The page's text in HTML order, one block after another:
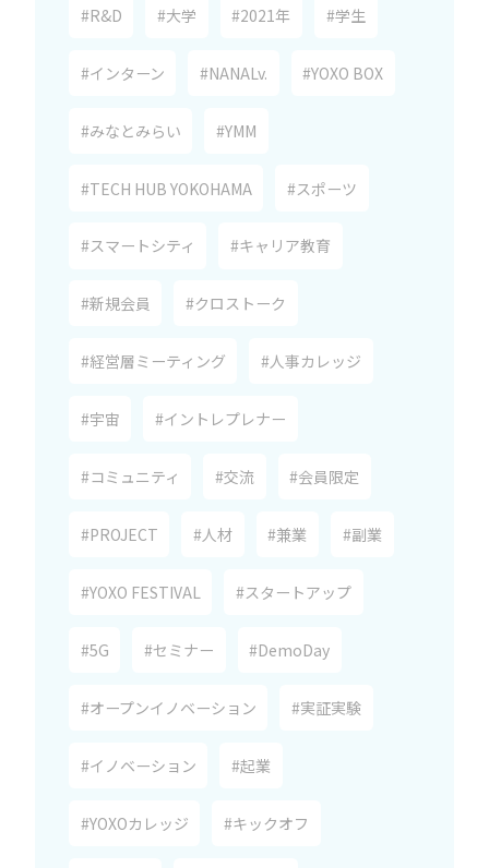
#R&D #大学 #2021年 #学生
#インターン #NANALv. #YOXO BOX
#みなとみらい #YMM
#TECH HUB YOKOHAMA #スポーツ
#スマートシティ #キャリア教育
#新規会員 #クロストーク
#経営層ミーティング #人事カレッジ
#宇宙 #イントレプレナー
#コミュニティ #交流 #会員限定
#PROJECT #人材 #兼業 #副業
#YOXO FESTIVAL #スタートアップ
#5G #セミナー #DemoDay
#オープンイノベーション #実証実験
#イノベーション #起業
#YOXOカレッジ #キックオフ